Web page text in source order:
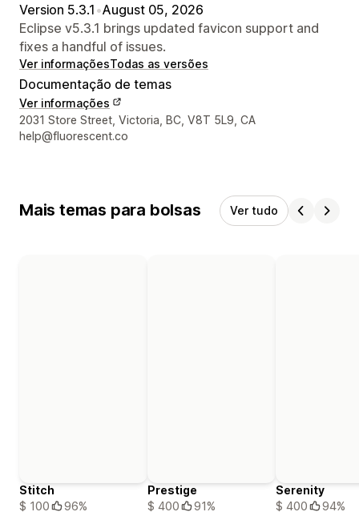
Version 5.3.1 •August 05, 2026
Eclipse v5.3.1 brings updated favicon support and
fixes a handful of issues.
Ver informaçõesTodas as versões
Documentação de temas
Ver informações
Informações de contato do designer
2031 Store Street, Victoria, BC, V8T 5L9, CA
help@fluorescent.co
Mais temas para bolsas Ver tudo
Stitch
$ 100
96%
Prestige
$ 400
91%
Serenity
$ 400
94%